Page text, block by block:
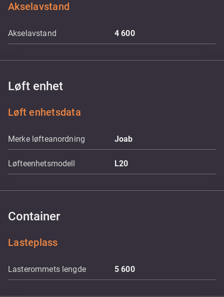
Akselavstand
Akselavstand 4 600
Løft enhet
Løft enhetsdata
Merke løfteanordning Joab
Løfteenhetsmodell L20
Container
Lasteplass
Lasterommets lengde 5 600